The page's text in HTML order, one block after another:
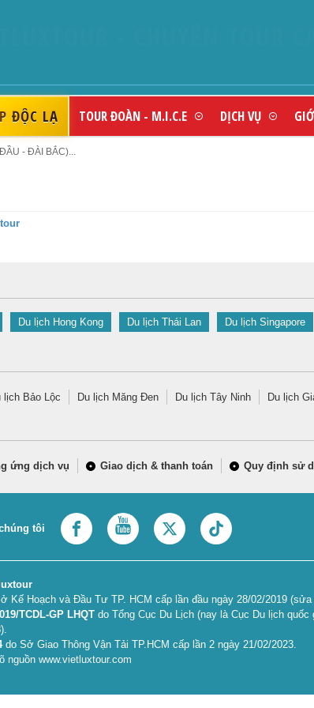
ĐỘC LẠ TOUR ĐOÀN - M.I.C.E DỊCH VỤ
- ĐÀI BẮC)...
Du lịch Hong Kong Du lịch Thái Lan Du lịch Singapore
lịch Bảo Lộc Du lịch Măng Đen Du lịch Tây Ninh Du lịch
ứng dịch vụ Giao dịch & thanh toán Quy định sử
tôi
Kế Hoạch và Đầu Tư TP. HCM cấp lần đầu ngày 28/02/2019
TCDL-GP LHQT do Tổng Cục Du Lịch (nay là Cục Du lịch
do Sở Giao Thông Vận Tải TP.HCM cấp lần 2 ngày 21/02/2023.
nguồn www.vietluxtour.com